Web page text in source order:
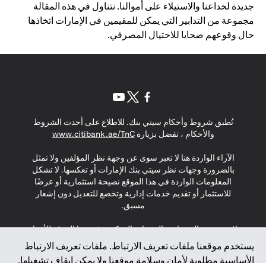
جديدة لخداعنا والاستيلاء على أموالنا. نتناول في هذه المقالة
مجموعة من التدابير التي يمكن للمقيمين في الإمارات اتخاذها
حال وقوعهم ضحايا للاحتيال المصرفي.
يستخدم موقعنا ملفات تعريف الارتباط. ملفات تعريف الارتباط
الأساسية مطلوبة لأمان وسلامة موقعنا ولا يمكن إيقاف تشغيلها.
تُطبق شروط وأحكام سيتي بنك. للاطلاع على أحدث الشروط
والأحكام ، تفضل بزيارةwww.citibank.ae/TnC
(opens in a new tab)
الآراء الواردة هنا لا تعبر سوى عن وجهة نظر المؤلفين ولا تمثل
بالضرورة وجهات نظر سيتي بنك الإمارات أو تعكسها. لا تشكل
المعلومات الواردة في هذا الموقع نصيحة استثمارية أو عرضًا
للاستثمار أو تقديم خدمات إدارية وتخضع للتعديل دون إشعار
مسبق.
لا يتم تقديم المنتجات والخدمات المذكورة في هذا الموقع للأفراد
المقيمين في الاتحاد الأوروبي أو المنطقة الاقتصادية الأوروبية أو
سويسرا أو غيرنسي أو جيرسي أو موناكو أو سان مارينو أو